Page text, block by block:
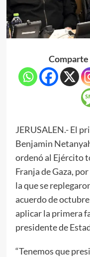
Comparte
JERUSALEN.- El
Benjamin
ordenó al Ejército
Franja de Gaza,
la que se
acuerdo de
aplicar la primera
presidente de
“Tenemos que